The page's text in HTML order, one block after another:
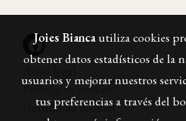
Política de cookies
Gestión de cookies
Joies Biancautiliza cookies
obtener datos estadísticos de la
usuarios y mejorar nuestros
tus preferencias a través del